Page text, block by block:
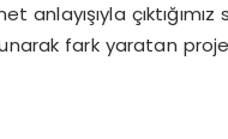
anlayışıyla
fark yaratan